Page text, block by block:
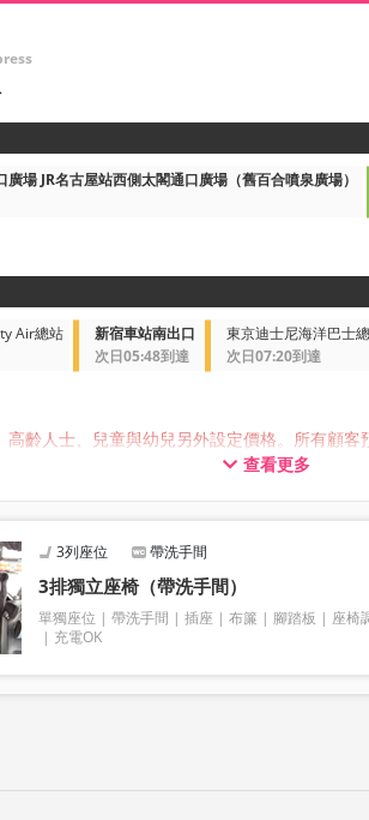
場 JR名古屋站西側太閣通口廣場（舊百合噴泉廣場）
Air總站
新宿車站南出口
次日05:48到達
東京迪士尼海洋巴士
次日07:20到達
齡人士、兒童與幼兒另外設定價格。所有顧客
。超過此尺寸的行李不能帶上車或存放在後行
行車、滑雪板、易碎物品、危險物品、貴重物品
查看更多
3列座位 帶洗手間
3排獨立座椅（帶洗手間）
單獨座位 帶洗手間 插座 布簾 腳踏板 座椅
充電OK